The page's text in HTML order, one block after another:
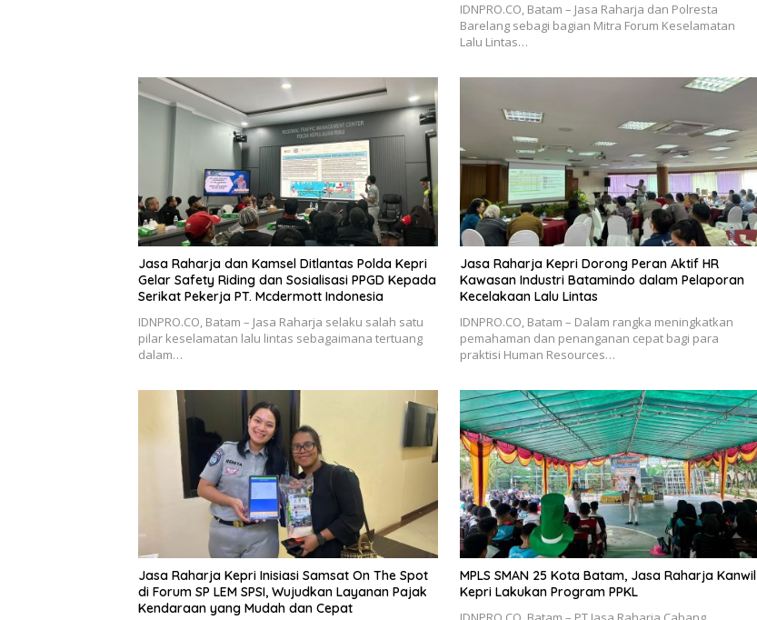
IDNPRO.CO, Batam – Jasa Raharja dan Polresta
Barelang sebagi bagian Mitra Forum Keselamatan
Lalu Lintas…
Jasa Raharja dan Kamsel Ditlantas Polda Kepri
Gelar Safety Riding dan Sosialisasi PPGD Kepada
Serikat Pekerja PT. Mcdermott Indonesia
IDNPRO.CO, Batam – Jasa Raharja selaku salah satu
pilar keselamatan lalu lintas sebagaimana tertuang
dalam…
Jasa Raharja Kepri Dorong Peran Aktif HR
Kawasan Industri Batamindo dalam Pelaporan
Kecelakaan Lalu Lintas
IDNPRO.CO, Batam – Dalam rangka meningkatkan
pemahaman dan penanganan cepat bagi para
praktisi Human Resources…
Jasa Raharja Kepri Inisiasi Samsat On The Spot
di Forum SP LEM SPSI, Wujudkan Layanan Pajak
Kendaraan yang Mudah dan Cepat
MPLS SMAN 25 Kota Batam, Jasa Raharja Kanwil
Kepri Lakukan Program PPKL